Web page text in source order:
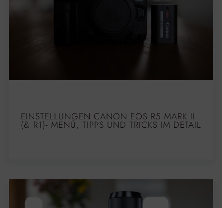
EINSTELLUNGEN CANON EOS R5 MARK II
(& R1)- MENÜ, TIPPS UND TRICKS IM DETAIL